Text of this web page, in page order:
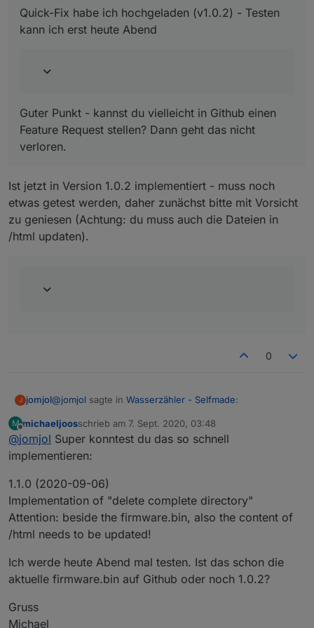
Noch ein Feature-Request ;) : Ist es möglich, im
File-Server eine Funktion einzubauen, um einen
Quick-Fix habe ich hochgeladen (v1.0.2) - Testen
kann ich erst heute Abend
Guter Punkt - kannst du vielleicht in Github einen
Feature Request stellen? Dann geht das nicht
verloren.
Ist jetzt in Version 1.0.2 implementiert - muss noch
etwas getest werden, daher zunächst bitte mit Vorsicht
zu geniesen (Achtung: du muss auch die Dateien in
/html updaten).
0
J jomjol@jomjol sagte in Wasserzähler - Selfmade:
@michaeljoossagte inWasserzähler - Selfmade
Daten in mein openHAB
Hier mal meine ersten Erfahrungen und
machen inklusive Konfiguration ist
super!!
Ist jetzt in Version 1.0.2 implementiert - muss noch
etwas getest werden, daher zunächst bitte mit Vorsicht
zu geniesen (Achtung: du muss auch die Dateien in
/html updaten).
Ansonsten top!
Gruss
M
Offline
michaeljoosschrieb am 7. Sept. 2020, 03:48
zuletzt editiert von
@jomjol Super konntest du das so schnell
implementieren:
1.1.0 (2020-09-06)
Implementation of "delete complete directory"
Attention: beside the firmware.bin, also the content of
/html needs to be updated!
Ich werde heute Abend mal testen. Ist das schon die
aktuelle firmware.bin auf Github oder noch 1.0.2?
Gruss
Michael